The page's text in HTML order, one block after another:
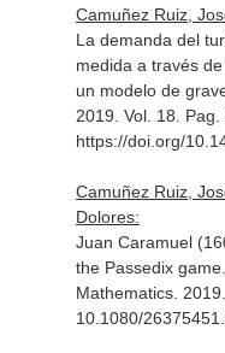
Camuñez Ruiz,
La demanda del
medida a través
un modelo de
2019. Vol. 18. Pag.
https://doi.org/
Camuñez Ruiz,
Dolores:
Juan Caramuel
the Passedix game.
Mathematics.
10.1080/